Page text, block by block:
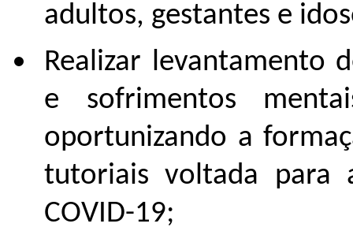
adultos, gestantes e
Realizar levantamento
e sofrimentos
oportunizando a
tutoriais voltada para
COVID-19;